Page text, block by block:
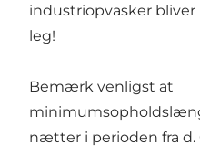
industriopvasker
leg!
Bemærk venligst at
nætter i perioden fra d.